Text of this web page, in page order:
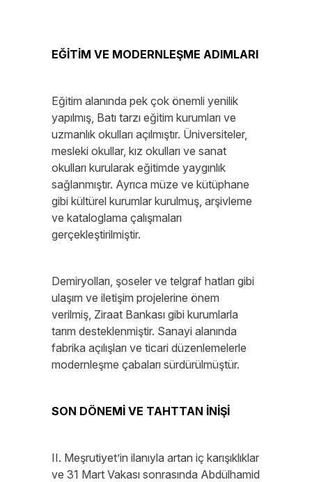
EĞİTİM VE MODERNLEŞME ADIMLARI
Eğitim alanında pek çok önemli yenilik
yapılmış, Batı tarzı eğitim kurumları ve
uzmanlık okulları açılmıştır. Üniversiteler,
mesleki okullar, kız okulları ve sanat
okulları kurularak eğitimde yaygınlık
sağlanmıştır. Ayrıca müze ve kütüphane
gibi kültürel kurumlar kurulmuş, arşivleme
ve kataloglama çalışmaları
gerçekleştirilmiştir.
Demiryolları, şoseler ve telgraf hatları gibi
ulaşım ve iletişim projelerine önem
verilmiş, Ziraat Bankası gibi kurumlarla
tarım desteklenmiştir. Sanayi alanında
fabrika açılışları ve ticari düzenlemelerle
modernleşme çabaları sürdürülmüştür.
SON DÖNEMİ VE TAHTTAN İNİŞİ
II. Meşrutiyet’in ilanıyla artan iç karışıklıklar
ve 31 Mart Vakası sonrasında Abdülhamid